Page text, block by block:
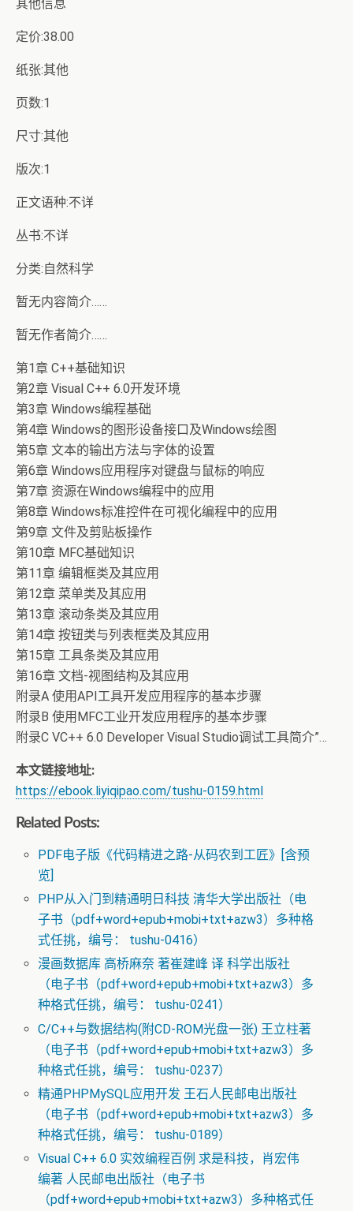
其他信息
定价:38.00
纸张:其他
页数:1
尺寸:其他
版次:1
正文语种:不详
丛书:不详
分类:自然科学
暂无内容简介……
暂无作者简介……
第1章 C++基础知识
第2章 Visual C++ 6.0开发环境
第3章 Windows编程基础
第4章 Windows的图形设备接口及Windows绘图
第5章 文本的输出方法与字体的设置
第6章 Windows应用程序对键盘与鼠标的响应
第7章 资源在Windows编程中的应用
第8章 Windows标准控件在可视化编程中的应用
第9章 文件及剪贴板操作
第10章 MFC基础知识
第11章 编辑框类及其应用
第12章 菜单类及其应用
第13章 滚动条类及其应用
第14章 按钮类与列表框类及其应用
第15章 工具条类及其应用
第16章 文档-视图结构及其应用
附录A 使用API工具开发应用程序的基本步骤
附录B 使用MFC工业开发应用程序的基本步骤
附录C VC++ 6.0 Developer Visual Studio调试工具简介”…
本文链接地址:
https://ebook.liyiqipao.com/tushu-0159.html
Related Posts:
PDF电子版《代码精进之路-从码农到工匠》[含预
览]
PHP从入门到精通明日科技 清华大学出版社（电
子书（pdf+word+epub+mobi+txt+azw3）多种格
式任挑，编号： tushu-0416）
漫画数据库 高桥麻奈 著崔建峰 译 科学出版社
（电子书（pdf+word+epub+mobi+txt+azw3）多
种格式任挑，编号： tushu-0241）
C/C++与数据结构(附CD-ROM光盘一张) 王立柱著
（电子书（pdf+word+epub+mobi+txt+azw3）多
种格式任挑，编号： tushu-0237）
精通PHPMySQL应用开发 王石人民邮电出版社
（电子书（pdf+word+epub+mobi+txt+azw3）多
种格式任挑，编号： tushu-0189）
Visual C++ 6.0 实效编程百例 求是科技，肖宏伟
编著 人民邮电出版社（电子书
（pdf+word+epub+mobi+txt+azw3）多种格式任